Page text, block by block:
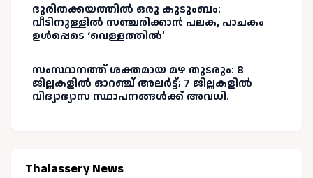
ദുരിതക്കയത്തിൽ ഒരു കുടുംബം:
വീടിനുള്ളിൽ സഞ്ചരിക്കാൻ പലക, പാചകം
ഉൾപ്പെടെ ‘വെള്ളത്തിൽ’
സംസ്ഥാനത്ത് ശക്തമായ മഴ തുടരും: 8
ജില്ലകളിൽ ഓറഞ്ച് അലർട്ട്; 7 ജില്ലകളിൽ
വിദ്യാഭ്യാസ സ്ഥാപനങ്ങൾക്ക് അവധി.
Thalassery News